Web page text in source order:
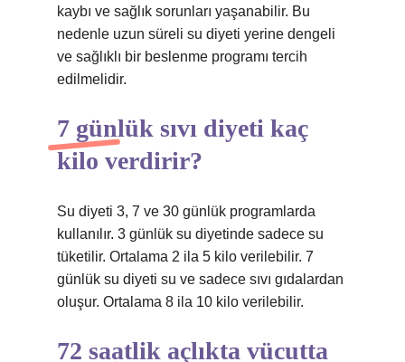
kaybı ve sağlık sorunları yaşanabilir. Bu
nedenle uzun süreli su diyeti yerine dengeli
ve sağlıklı bir beslenme programı tercih
edilmelidir.
7 günlük sıvı diyeti kaç
kilo verdirir?
Su diyeti 3, 7 ve 30 günlük programlarda
kullanılır. 3 günlük su diyetinde sadece su
tüketilir. Ortalama 2 ila 5 kilo verilebilir. 7
günlük su diyeti su ve sadece sıvı gıdalardan
oluşur. Ortalama 8 ila 10 kilo verilebilir.
72 saatlik açlıkta vücutta